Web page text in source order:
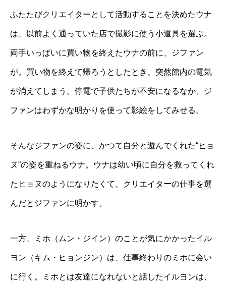
ふたたびクリエイターとして活動することを決めたウナ
は、以前よく通っていた店で撮影に使う小道具を選ぶ。
両手いっぱいに買い物を終えたウナの前に、ジファン
が。買い物を終えて帰ろうとしたとき、突然館内の電気
が消えてしまう。停電で子供たちが不安になるなか、ジ
ファンはわずかな明かりを使って影絵をしてみせる。
そんなジファンの姿に、かつて自分と遊んでくれた“ヒョ
ヌ”の姿を重ねるウナ。ウナは幼い頃に自分を救ってくれ
たヒョヌのようになりたくて、クリエイターの仕事を選
んだとジファンに明かす。
一方、ミホ（ムン・ジイン）のことが気にかかったイル
ヨン（キム・ヒョンジン）は、仕事終わりのミホに会い
に行く。ミホとは友達になれないと話したイルヨンは、